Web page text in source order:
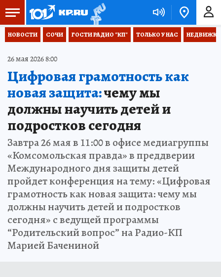
НОВОСТИ СОЧИ ГОСТИ РАДИО "КП" ТОЛЬКО У НАС НЕДВИЖКА
26 мая 2026 8:00
Цифровая грамотность как
новая защита:чему мы
должны научить детей и
подростков сегодня
Завтра 26 мая в 11:00 в офисе медиагруппы
«Комсомольская правда» в преддверии
Международного дня защиты детей
пройдет конференция на тему: «Цифровая
грамотность как новая защита: чему мы
должны научить детей и подростков
сегодня» с ведущей программы
“Родительский вопрос” на Радио-КП
Марией Бачениной